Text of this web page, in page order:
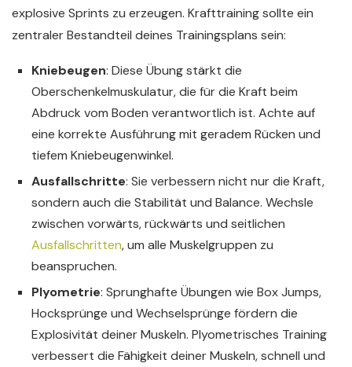
explosive Sprints zu erzeugen. Krafttraining sollte ein
zentraler Bestandteil deines Trainingsplans sein:
Kniebeugen: Diese Übung stärkt die
Oberschenkelmuskulatur, die für die Kraft beim
Abdruck vom Boden verantwortlich ist. Achte auf
eine korrekte Ausführung mit geradem Rücken und
tiefem Kniebeugenwinkel.
Ausfallschritte: Sie verbessern nicht nur die Kraft,
sondern auch die Stabilität und Balance. Wechsle
zwischen vorwärts, rückwärts und seitlichen
Ausfallschritten, um alle Muskelgruppen zu
beanspruchen.
Plyometrie: Sprunghafte Übungen wie Box Jumps,
Hocksprünge und Wechselsprünge fördern die
Explosivität deiner Muskeln. Plyometrisches Training
verbessert die Fähigkeit deiner Muskeln, schnell und